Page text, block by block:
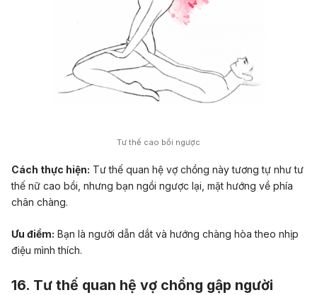
Tư thế cao bồi ngược
Cách thực hiện: Tư thế quan hệ vợ chồng này tương tự như tư
thế nữ cao bồi, nhưng bạn ngồi ngược lại, mặt hướng về phía
chân chàng.
Ưu điểm: Bạn là người dẫn dắt và hướng chàng hòa theo nhịp
điệu mình thích.
16. Tư thế quan hệ vợ chồng gập người